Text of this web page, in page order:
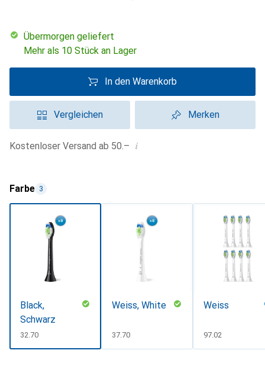
übermorgen geliefert
Mehr als 10 Stück an Lager
In den Warenkorb
Vergleichen Merken
Kostenloser Versand ab 50.– i
Farbe 3
Black,
Schwarz
CHF
32.70
Weiss, White
CHF
37.70
Weiss
CHF
97.02